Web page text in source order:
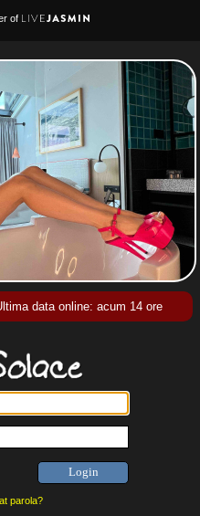
of
data online: acum 14 ore
parola?